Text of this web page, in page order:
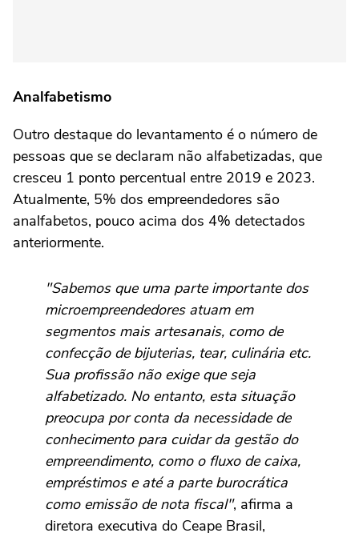
Analfabetismo
Outro destaque do levantamento é o número de
pessoas que se declaram não alfabetizadas, que
cresceu 1 ponto percentual entre 2019 e 2023.
Atualmente, 5% dos empreendedores são
analfabetos, pouco acima dos 4% detectados
anteriormente.
"Sabemos que uma parte importante dos
microempreendedores atuam em
segmentos mais artesanais, como de
confecção de bijuterias, tear, culinária etc.
Sua profissão não exige que seja
alfabetizado. No entanto, esta situação
preocupa por conta da necessidade de
conhecimento para cuidar da gestão do
empreendimento, como o fluxo de caixa,
empréstimos e até a parte burocrática
como emissão de nota fiscal", afirma a
diretora executiva do Ceape Brasil,